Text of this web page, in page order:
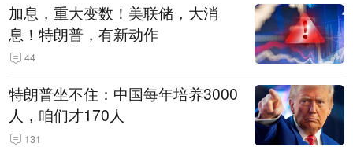
加息，重大变数！美联储，大消
息！特朗普，有新动作
44
特朗普坐不住：中国每年培养3000
人，咱们才170人
131